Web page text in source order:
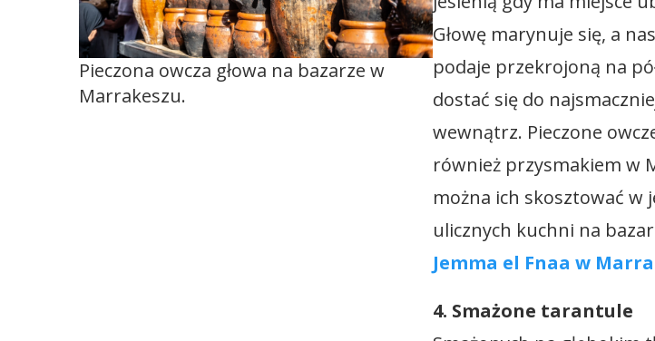
Pieczona owcza głowa na bazarze w
Marrakeszu.
Głowę marynuje się, a
podaje przekrojoną na
dostać się do
wewnątrz. Pieczone
również przysmakiem w
można ich skosztować w
ulicznych kuchni na
Jemma el Fnaa w
4. Smażone tarantule